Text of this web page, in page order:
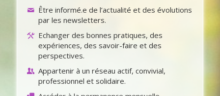
Être informé.e de l’actualité et des évolutions
par les newsletters.
Echanger des bonnes pratiques, des
expériences, des savoir-faire et des
perspectives.
Appartenir à un réseau actif, convivial,
professionnel et solidaire.